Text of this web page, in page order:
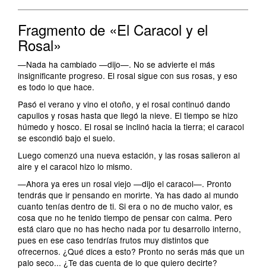
Fragmento de «El Caracol y el
Rosal»
—Nada ha cambiado —dijo—. No se advierte el más
insignificante progreso. El rosal sigue con sus rosas, y eso
es todo lo que hace.
Pasó el verano y vino el otoño, y el rosal continuó dando
capullos y rosas hasta que llegó la nieve. El tiempo se hizo
húmedo y hosco. El rosal se inclinó hacia la tierra; el caracol
se escondió bajo el suelo.
Luego comenzó una nueva estación, y las rosas salieron al
aire y el caracol hizo lo mismo.
—Ahora ya eres un rosal viejo —dijo el caracol—. Pronto
tendrás que ir pensando en morirte. Ya has dado al mundo
cuanto tenías dentro de ti. Si era o no de mucho valor, es
cosa que no he tenido tiempo de pensar con calma. Pero
está claro que no has hecho nada por tu desarrollo interno,
pues en ese caso tendrías frutos muy distintos que
ofrecernos. ¿Qué dices a esto? Pronto no serás más que un
palo seco... ¿Te das cuenta de lo que quiero decirte?